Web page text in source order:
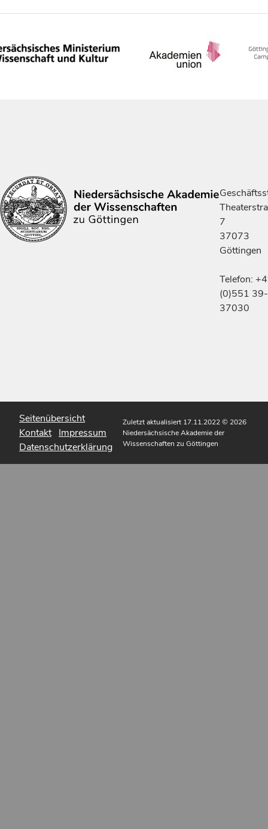
7
37073
Göttingen
Telefon:
(0)551 39-
37030
Seitenübersicht
Kontakt Impressum
Datenschutzerklärung
Zuletzt aktualisiert 17.11.2022© 2026
Niedersächsische Akademie der
Wissenschaften zu Göttingen